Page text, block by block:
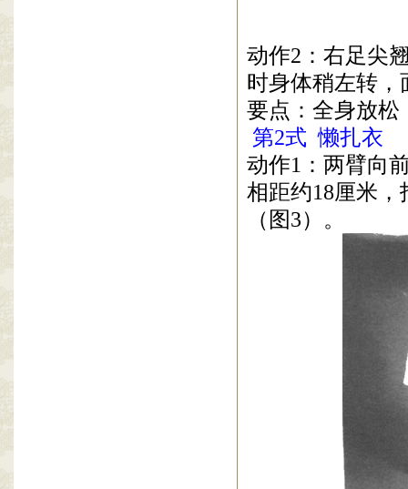
动作2 ：右足尖
时身体稍左转
要点：全身放松
第2式 懒扎衣
动作1 ：两臂向
相距约18厘米，
（图3）。